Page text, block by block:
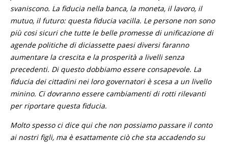
svaniscono. La fiducia nella banca, la moneta, il lavoro, il
mutuo, il futuro: questa fiducia vacilla. Le persone non sono
più cosi sicuri che tutte le belle promesse di unificazione di
agende politiche di diciassette paesi diversi faranno
aumentare la crescita e la prosperità a livelli senza
precedenti. Di questo dobbiamo essere consapevole. La
fiducia dei cittadini nei loro governatori è scesa a un livello
minino. Ci dovranno essere cambiamenti di rotti rilevanti
per riportare questa fiducia.
Molto spesso ci dice qui che non possiamo passare il conto
ai nostri figli, ma è esattamente ciò che sta accadendo su